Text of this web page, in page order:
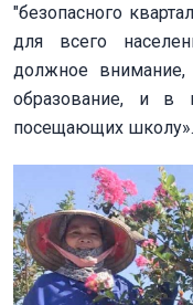
"безопасного
для всего
должное
образование, и в
посещающих школу».